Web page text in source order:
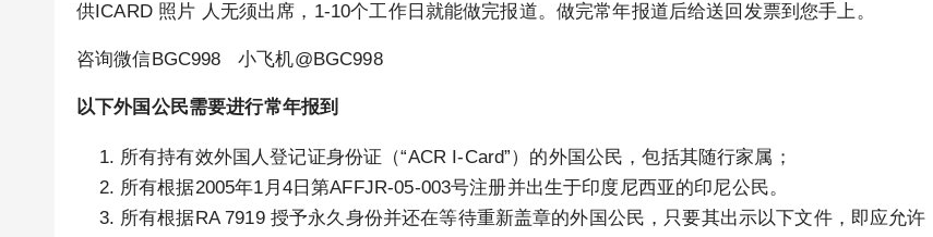
供ICARD 照片 人无须出席，1-10个工作日就能做完报道。做完常年报道后给送回发票到您手上。
咨询微信BGC998 小飞机@BGC998
以下外国公民需要进行常年报到
所有持有效外国人登记证身份证（“ACR I-Card”）的外国公民，包括其随行家属；
所有根据2005年1月4日第AFFJR-05-003号注册并出生于印度尼西亚的印尼公民。
所有根据RA 7919 授予永久身份并还在等待重新盖章的外国公民，只要其出示以下文件，即应允许